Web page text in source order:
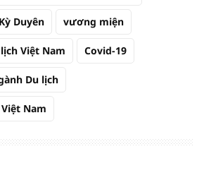
Duyên vương miện
Việt Nam Covid-19
Du lịch
Nam